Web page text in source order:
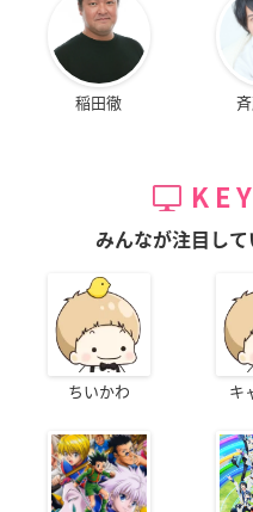
稲田徹
みんなが注目し
ちいかわ キ